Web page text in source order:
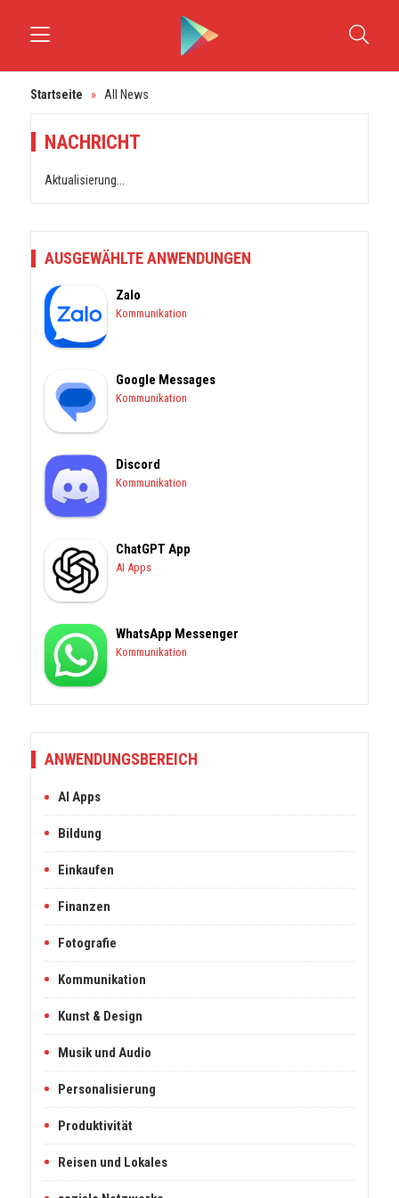
Startseite » All News
NACHRICHT
Aktualisierung...
AUSGEWÄHLTE ANWENDUNGEN
Zalo
Kommunikation
Google Messages
Kommunikation
Discord
Kommunikation
ChatGPT App
AI Apps
WhatsApp Messenger
Kommunikation
ANWENDUNGSBEREICH
AI Apps
Bildung
Einkaufen
Finanzen
Fotografie
Kommunikation
Kunst & Design
Musik und Audio
Personalisierung
Produktivität
Reisen und Lokales